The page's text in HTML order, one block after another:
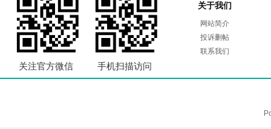
关注官方微信 手机扫描访问
关于我们
网站简介
投诉删帖
联系我们